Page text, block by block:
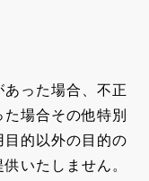
った場合、不正
場合その他特別
的以外の目的の
いたしません。